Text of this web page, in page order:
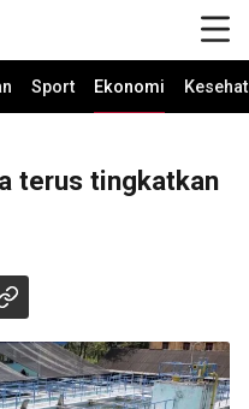
Sport Ekonomi
terus tingkatkan